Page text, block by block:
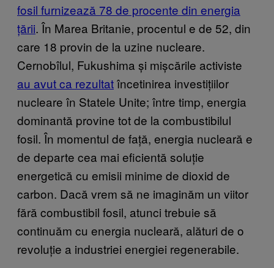
fosil furnizează 78 de procente din energia
țării. În Marea Britanie, procentul e de 52, din
care 18 provin de la uzine nucleare.
Cernobîlul, Fukushima și mișcările activiste
au avut ca rezultatîncetinirea investițiilor
nucleare în Statele Unite; între timp, energia
dominantă provine tot de la combustibilul
fosil. În momentul de față, energia nucleară e
de departe cea mai eficientă soluție
energetică cu emisii minime de dioxid de
carbon. Dacă vrem să ne imaginăm un viitor
fără combustibil fosil, atunci trebuie să
continuăm cu energia nucleară, alături de o
revoluție a industriei energiei regenerabile.